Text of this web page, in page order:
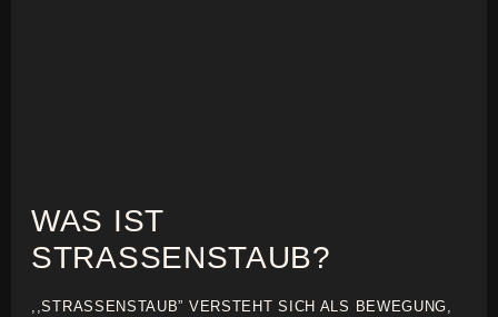
WAS IST
STRASSENSTAUB?
,,STRASSENSTAUB” VERSTEHT SICH ALS BEWEGUNG,